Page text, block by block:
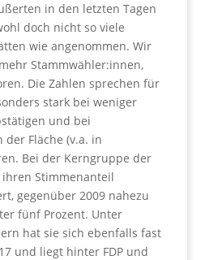
in den letzten Tagen
doch nicht so viele
wie angenommen. Wir
Stammwähler:innen,
Die Zahlen sprechen für
stark bei weniger
und bei
Fläche (v.a. in
Bei der Kerngruppe der
Stimmenanteil
gegenüber 2009 nahezu
fünf Prozent. Unter
hat sie sich ebenfalls fast
und liegt hinter FDP und